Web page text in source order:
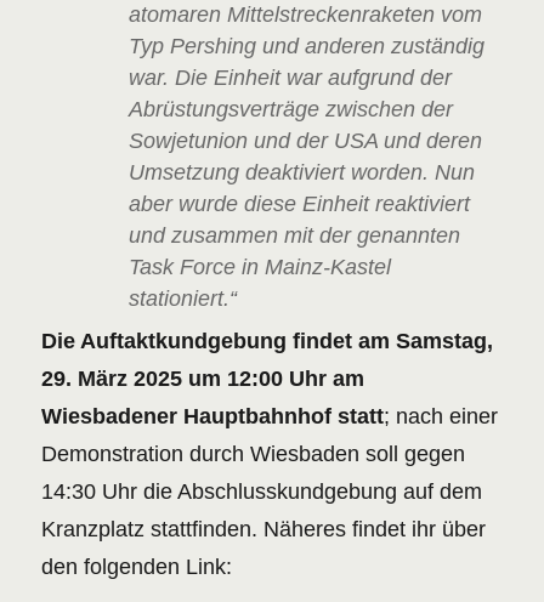
atomaren Mittelstreckenraketen vom
Typ Pershing und anderen zuständig
war. Die Einheit war aufgrund der
Abrüstungsverträge zwischen der
Sowjetunion und der USA und deren
Umsetzung deaktiviert worden. Nun
aber wurde diese Einheit reaktiviert
und zusammen mit der genannten
Task Force in Mainz-Kastel
stationiert.“
Die Auftaktkundgebung findet am Samstag,
29. März 2025 um 12:00 Uhr am
Wiesbadener Hauptbahnhof statt; nach einer
Demonstration durch Wiesbaden soll gegen
14:30 Uhr die Abschlusskundgebung auf dem
Kranzplatz stattfinden. Näheres findet ihr über
den folgenden Link: